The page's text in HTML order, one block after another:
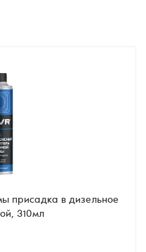
присадка в дизельное
310мл